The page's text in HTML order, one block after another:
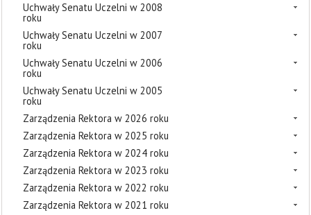
Uchwały Senatu Uczelni w 2008
roku
Uchwały Senatu Uczelni w 2007
roku
Uchwały Senatu Uczelni w 2006
roku
Uchwały Senatu Uczelni w 2005
roku
Zarządzenia Rektora w 2026 roku
Zarządzenia Rektora w 2025 roku
Zarządzenia Rektora w 2024 roku
Zarządzenia Rektora w 2023 roku
Zarządzenia Rektora w 2022 roku
Zarządzenia Rektora w 2021 roku